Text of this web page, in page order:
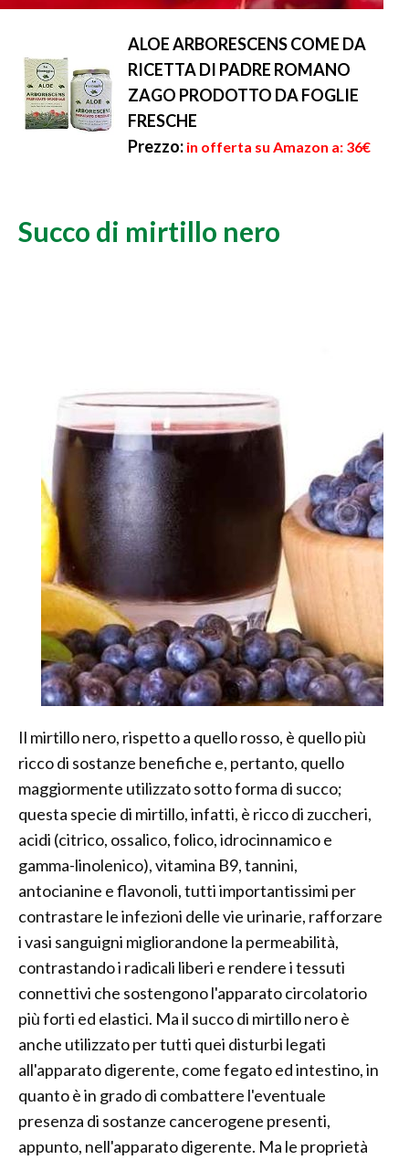
ALOE ARBORESCENS COME DA
RICETTA DI PADRE ROMANO
ZAGO PRODOTTO DA FOGLIE
FRESCHE
Prezzo: in offerta su Amazon a: 36€
Succo di mirtillo nero
Il mirtillo nero, rispetto a quello rosso, è quello più
ricco di sostanze benefiche e, pertanto, quello
maggiormente utilizzato sotto forma di succo;
questa specie di mirtillo, infatti, è ricco di zuccheri,
acidi (citrico, ossalico, folico, idrocinnamico e
gamma-linolenico), vitamina B9, tannini,
antocianine e flavonoli, tutti importantissimi per
contrastare le infezioni delle vie urinarie, rafforzare
i vasi sanguigni migliorandone la permeabilità,
contrastando i radicali liberi e rendere i tessuti
connettivi che sostengono l'apparato circolatorio
più forti ed elastici. Ma il succo di mirtillo nero è
anche utilizzato per tutti quei disturbi legati
all'apparato digerente, come fegato ed intestino, in
quanto è in grado di combattere l'eventuale
presenza di sostanze cancerogene presenti,
appunto, nell'apparato digerente. Ma le proprietà